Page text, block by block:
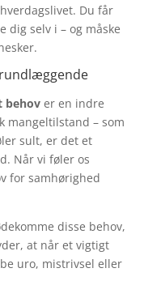
Du får
dig selv i – og måske
behov er en indre
mangeltilstand – som
sult, er det et
Når vi føler os
for samhørighed
disse behov,
at når et vigtigt
uro, mistrivsel eller